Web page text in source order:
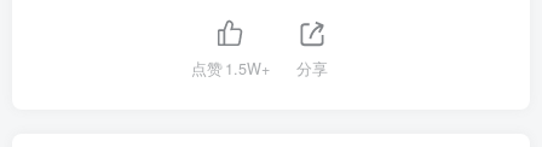
点赞1.5W+ 分享